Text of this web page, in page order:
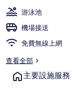
集
游泳池
機場接送
免費無線上網
查看全部
主要設施服務